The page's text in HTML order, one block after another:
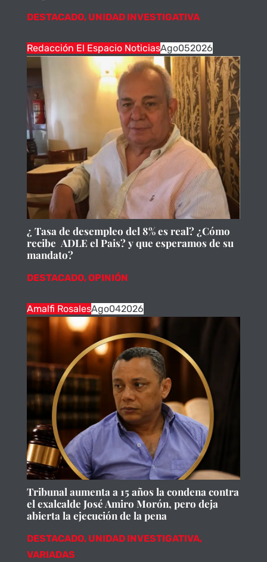
DESTACADO, UNIDAD INVESTIGATIVA
Redacción El Espacio NoticiasAgo052026
¿ Tasa de desempleo del 8% es real? ¿Cómo
recibe ADLE el Pais? y que esperamos de su
mandato?
DESTACADO,OPINIÓN
Amalfi RosalesAgo042026
Tribunal aumenta a 15 años la condena contra
el exalcalde José Amiro Morón, pero deja
abierta la ejecución de la pena
DESTACADO, UNIDAD INVESTIGATIVA,
VARIADAS